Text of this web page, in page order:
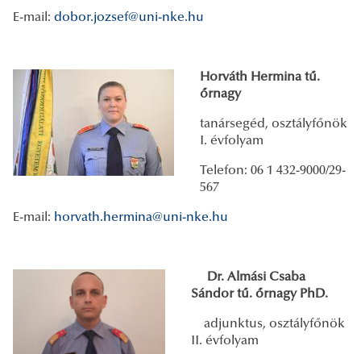
E-mail: dobor.jozsef@uni-nke.hu
Horváth Hermina tű.
őrnagy
tanársegéd, osztályfőnök
I. évfolyam
Telefon: 06 1 432-9000/29-
567
E-mail: horvath.hermina@uni-nke.hu
Dr. Almási Csaba
Sándor tű. őrnagy PhD.
adjunktus, osztályfőnök
II. évfolyam